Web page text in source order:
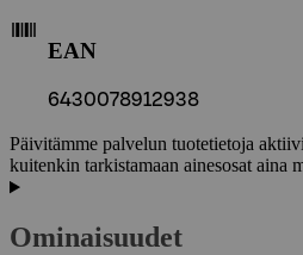
EAN
6430078912938
Päivitämme palvelun tuotetietoja
kuitenkin tarkistamaan ainesosat aina
Ominaisuudet